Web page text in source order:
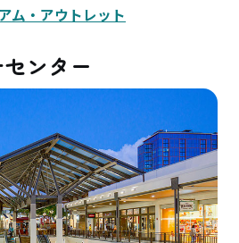
ム・アウトレット
ンター